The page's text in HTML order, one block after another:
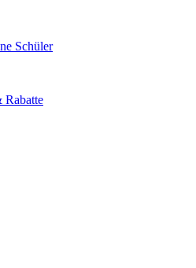
Schüler
Rabatte